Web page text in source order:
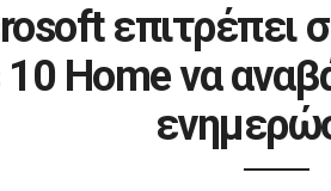
επιτρέπει
Home να